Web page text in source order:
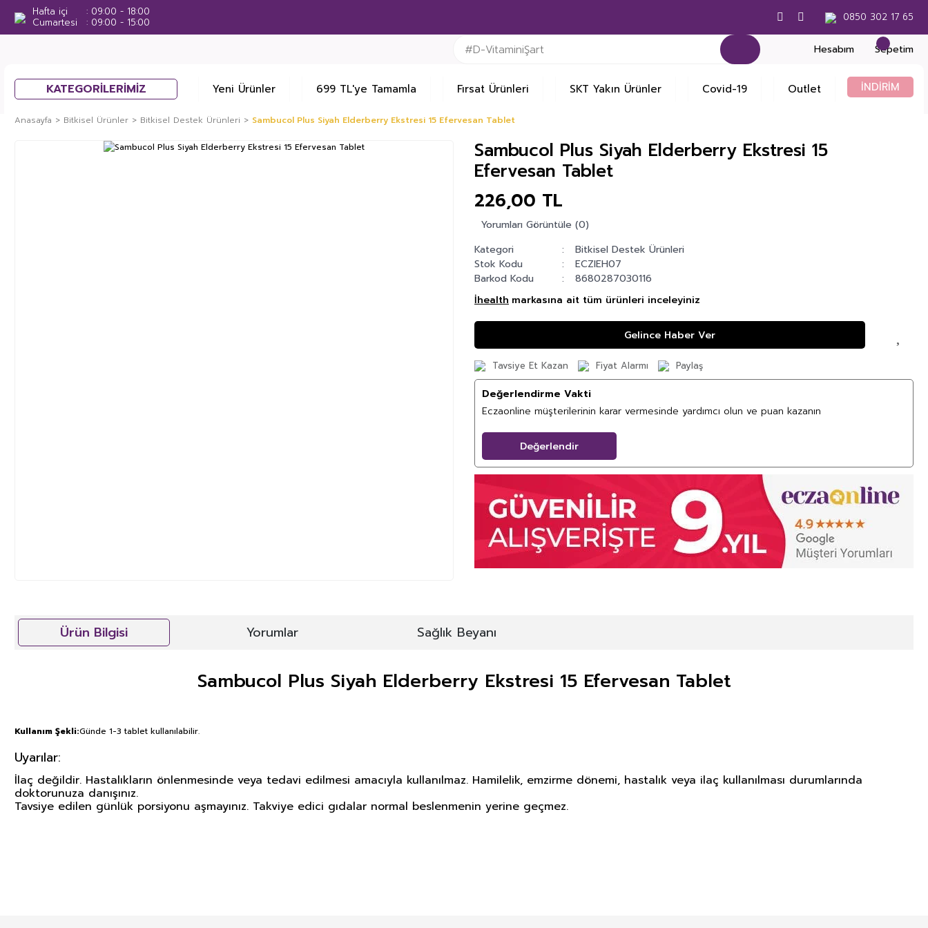
Hafta içi
09:00 - 18:00
Cumartesi
09:00 - 15:00 0850 302 17 65
Hesabım Sepetim
KATEGORİLERİMİZ Yeni Ürünler 699 TL'ye Tamamla Fırsat Ürünleri SKT Yakın Ürünler Covid-19 Outlet İNDİRİM
Anasayfa Bitkisel Ürünler Bitkisel Destek Ürünleri Sambucol Plus Siyah Elderberry Ekstresi 15 Efervesan Tablet
Sambucol Plus Siyah Elderberry Ekstresi 15
Efervesan Tablet
226,00 TL
Yorumları Görüntüle (0)
Kategori
Bitkisel Destek Ürünleri
Stok Kodu
ECZIEH07
Barkod Kodu
8680287030116
İhealth markasına ait tüm ürünleri inceleyiniz
Gelince Haber Ver
Tavsiye Et Kazan Fiyat Alarmı Paylaş
Değerlendirme Vakti
Eczaonline müşterilerinin karar vermesinde yardımcı olun ve puan kazanın
Değerlendir
Ürün Bilgisi Yorumlar Sağlık Beyanı
Sambucol Plus Siyah Elderberry Ekstresi 15 Efervesan Tablet
Kullanım Şekli:Günde 1-3 tablet kullanılabilir.
Uyarılar:
İlaç değildir. Hastalıkların önlenmesinde veya tedavi edilmesi amacıyla kullanılmaz. Hamilelik, emzirme dönemi, hastalık veya ilaç kullanılması durumlarında
doktorunuza danışınız.
Tavsiye edilen günlük porsiyonu aşmayınız. Takviye edici gıdalar normal beslenmenin yerine geçmez.